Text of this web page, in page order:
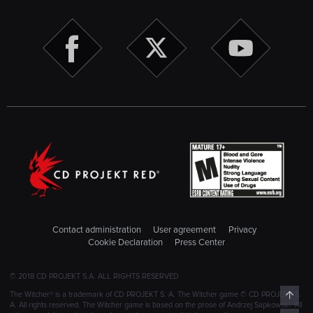
Contact administration User agreement
Privacy
Cookie Declaration
Press Center
© 2018 CD PROJEKT S.A. ALL RIGHTS RESERVED
The Witcher® is a trademark of CD PROJEKT S. A. The Witcher game © CD PROJEKT S.
A. All rights reserved. The Witcher game is based on the prose of Andrzej Sapkowski. All
Top